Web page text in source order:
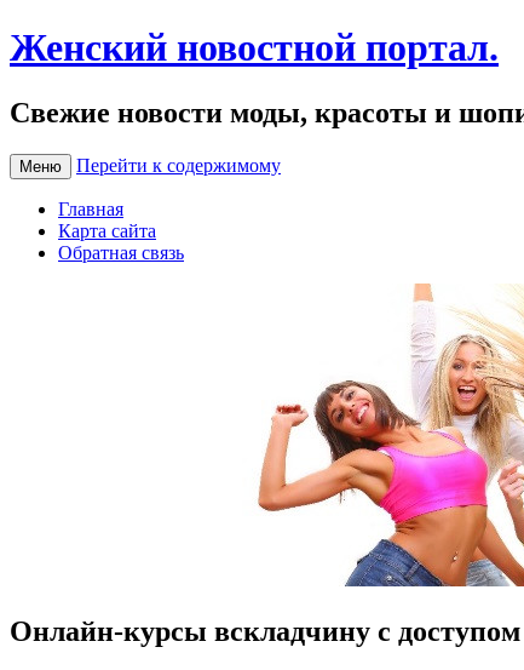
Женский новостной портал.
Свежие новости моды, красоты и
Меню Перейти к содержимому
Главная
Карта сайта
Обратная связь
Онлайн-курсы вскладчину с